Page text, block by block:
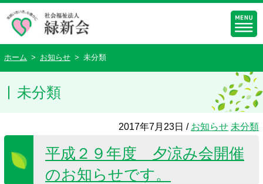
ホーム > お知らせ > 未分類
未分類
2017年7月23日 / お知らせ 未分類
平成２９年度 夕涼み会開催
のお知らせです。